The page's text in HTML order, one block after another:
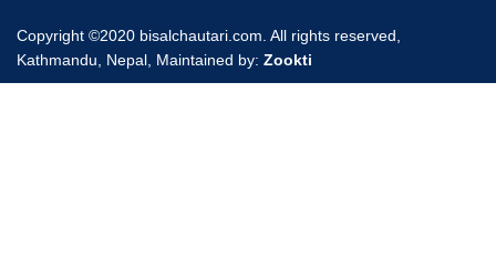
Copyright ©2020 bisalchautari.com. All rights reserved,
Kathmandu, Nepal, Maintained by: Zookti